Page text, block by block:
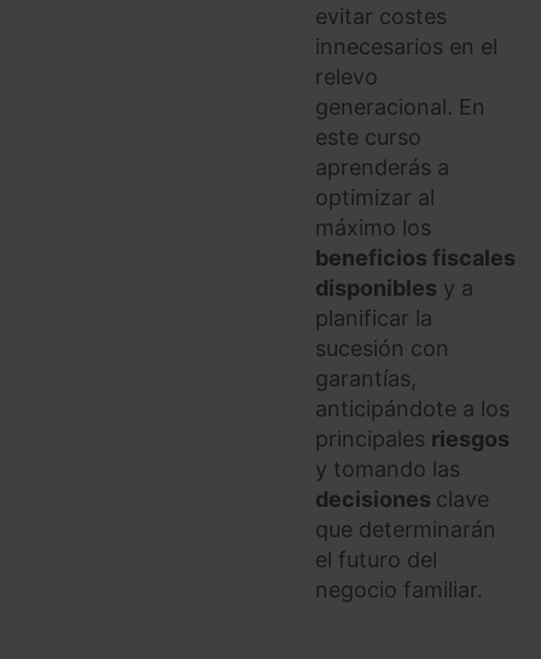
evitar costes
innecesarios en el
relevo
generacional. En
este curso
aprenderás a
optimizar al
máximo los
beneficios fiscales
disponibles y a
planificar la
sucesión con
garantías,
anticipándote a los
principales riesgos
y tomando las
decisiones clave
que determinarán
el futuro del
negocio familiar.